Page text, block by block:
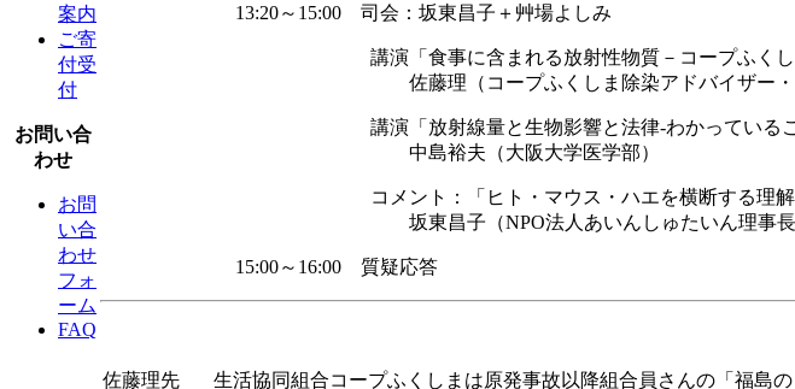
案内
ご寄
付受
付
お問い合
わせ
お問
い合
わせ
フォ
ーム
FAQ
13:20～15:00 司会：坂東昌子＋艸場よしみ
講演「食事に含まれる放射性物質－コープふくしまの陰
佐藤理（コープふくしま除染アドバイザー・福島大
講演「放射線量と生物影響と法律‐わかっていること・わ
中島裕夫（大阪大学医学部）
コメント：「ヒト・マウス・ハエを横断する理解に
坂東昌子（NPO法人あいんしゅたいん理事長
15:00～16:00 質疑応答
佐藤理先 生活協同組合コープふくしまは原発事故以降組合員さんの「福島